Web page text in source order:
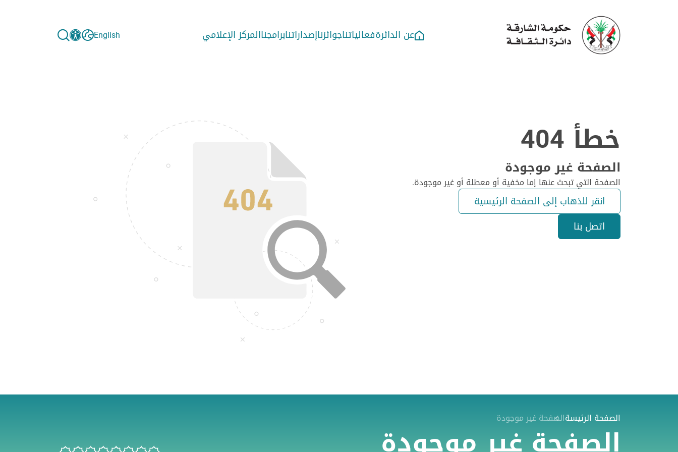
عن الدائرةفعالياتناجوائزناإصداراتنابرامجناالمركز الإعلامي English
خطأ 404
الصفحة غير موجودة
الصفحة التي تبحث عنها إما مخفية أو معطلة أو غير موجودة.
انقر للذهاب إلى الصفحة الرئيسية
اتصل بنا
الصفحة الرئيسةالصفحة غير موجودة